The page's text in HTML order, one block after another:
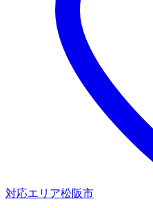
対応エリア松阪市